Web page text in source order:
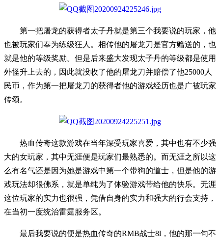
第一把屠龙的获得者太子丹就是第三个我要说的玩家，他
也被玩家们奉为练级狂人。相传他的屠龙刀是官方赠送的，也
就是他的等级奖励。但是后来盛大发现太子丹的等级都是使用
外怪升上去的，因此就没收了他的屠龙刀并赔偿了他25000人
民币，作为第一把屠龙刀的获得者他的游戏经历也是广被玩家
传颂。
热血传奇这款游戏在当年深受玩家喜爱，其中也有不少强
大的女玩家，其中无涯便是玩家们最熟悉的。而无涯之所以这
么有名气还是因为她是游戏中第一个带狗的道士，但是他的游
戏玩法却很佛系，就是单纯为了体验游戏带给他的快乐。无涯
这位玩家的实力也很强，凭借自身的实力和强大的行会支持，
在当初一度统治雷霆服务区。
最后我要说的便是热血传奇的RMB战士8l，他的那一句不